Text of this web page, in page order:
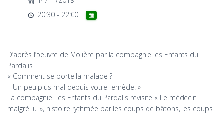
20:30 - 22:00
D’après l’oeuvre de Molière par la compagnie les Enfants du
Pardalis
« Comment se porte la malade ?
– Un peu plus mal depuis votre remède. »
La compagnie Les Enfants du Pardalis revisite « Le médecin
malgré lui », histoire rythmée par les coups de bâtons, les coups